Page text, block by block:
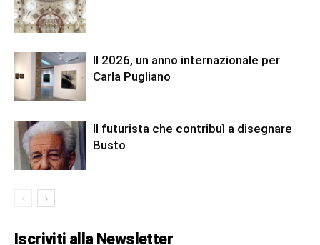
Il 2026, un anno internazionale per
Carla Pugliano
Il futurista che contribuì a disegnare
Busto
Iscriviti alla Newsletter